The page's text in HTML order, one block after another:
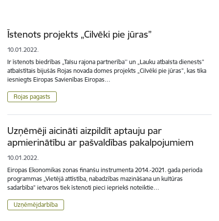
Īstenots projekts „Cilvēki pie jūras”
10.01.2022.
Ir īstenots biedrības „Talsu rajona partnerība’’ un „Lauku atbalsta dienests”
atbalstītais bijušās Rojas novada domes projekts „Cilvēki pie jūras”, kas tika
iesniegts Eiropas Savienības Eiropas…
Rojas pagasts
Uzņēmēji aicināti aizpildīt aptauju par
apmierinātību ar pašvaldības pakalpojumiem
10.01.2022.
Eiropas Ekonomikas zonas finanšu instrumenta 2014.-2021. gada perioda
programmas „Vietējā attīstība, nabadzības mazināšana un kultūras
sadarbība” ietvaros tiek īstenoti pieci iepriekš noteiktie…
Uzņēmējdarbība